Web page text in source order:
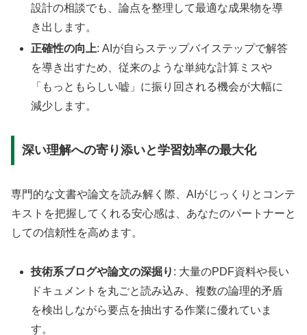
設計の相談でも、論点を整理して最適な成果物を導
き出します。
正確性の向上: AIが自らステップバイステップで解答
を導き出すため、従来のような単純な計算ミスや
「もっともらしい嘘」に振り回される機会が大幅に
減少します。
深い理解への寄り添いと学習効率の最大化
専門的な文書や論文を読み解く際、AIがじっくりとコンテ
キストを把握してくれる安心感は、あなたのパートナーと
しての信頼性を高めます。
技術系ブログや論文の深掘り : 大量のPDF資料や長い
ドキュメントを丸ごと読み込み、複数の論理的矛盾
を検出しながら要点を抽出する作業に優れていま
す。